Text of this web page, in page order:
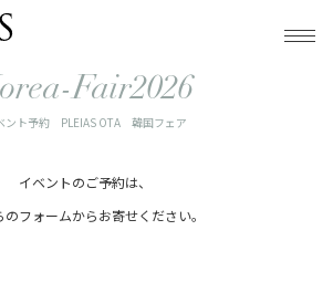
OTA 韓国フェア
Fair2026
ント予約 PLEIAS OTA 韓国フェア
イベントのご予約は、
のフォームからお寄せください。